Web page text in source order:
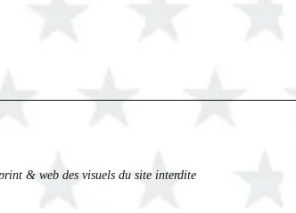
& web des visuels du site interdite